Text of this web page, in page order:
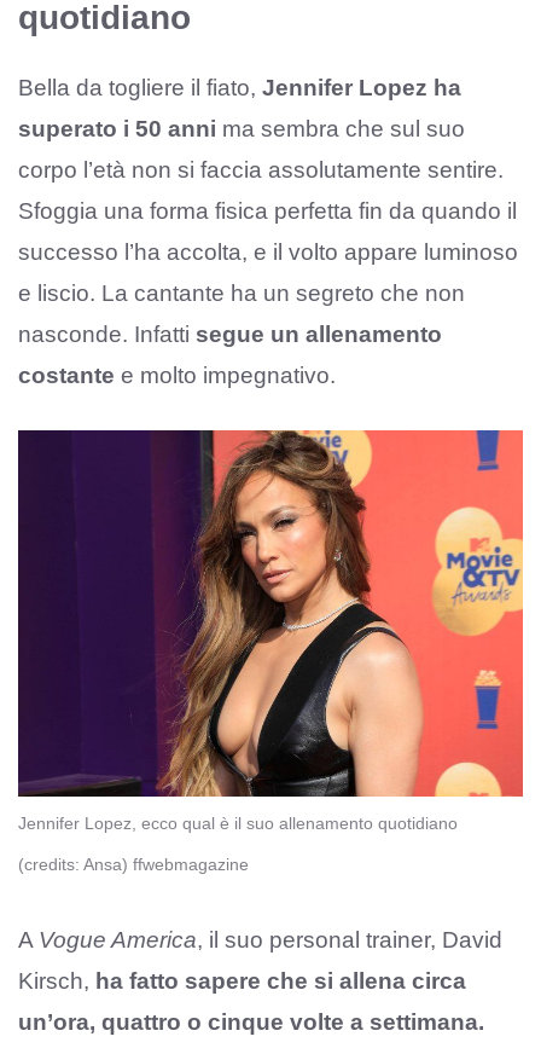
quotidiano
Bella da togliere il fiato, Jennifer Lopez ha
superato i 50 anni ma sembra che sul suo
corpo l’età non si faccia assolutamente sentire.
Sfoggia una forma fisica perfetta fin da quando il
successo l’ha accolta, e il volto appare luminoso
e liscio. La cantante ha un segreto che non
nasconde. Infatti segue un allenamento
costante e molto impegnativo.
Jennifer Lopez, ecco qual è il suo allenamento quotidiano
(credits: Ansa) ffwebmagazine
A Vogue America, il suo personal trainer, David
Kirsch, ha fatto sapere che si allena circa
un’ora, quattro o cinque volte a settimana.